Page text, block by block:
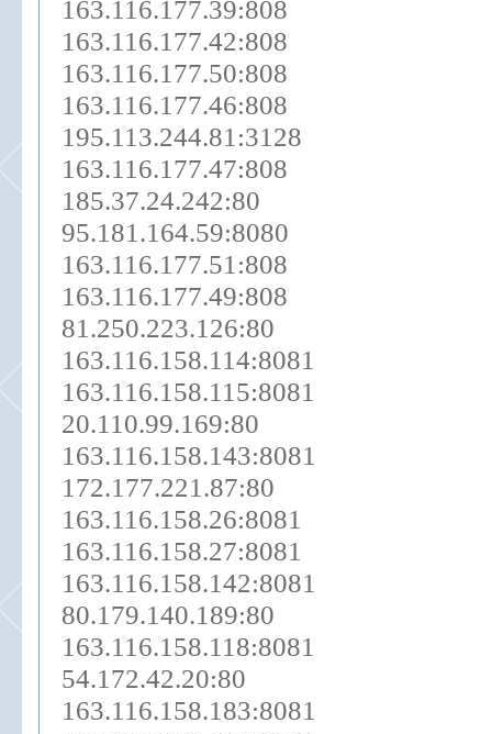
163.116.177.39:808
163.116.177.42:808
163.116.177.50:808
163.116.177.46:808
195.113.244.81:3128
163.116.177.47:808
185.37.24.242:80
95.181.164.59:8080
163.116.177.51:808
163.116.177.49:808
81.250.223.126:80
163.116.158.114:8081
163.116.158.115:8081
20.110.99.169:80
163.116.158.143:8081
172.177.221.87:80
163.116.158.26:8081
163.116.158.27:8081
163.116.158.142:8081
80.179.140.189:80
163.116.158.118:8081
54.172.42.20:80
163.116.158.183:8081